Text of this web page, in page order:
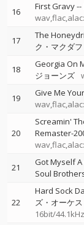
16 First Gravy--
17 The
ク・マクダフ
18 Georgia On
ジョーンズ
19 Give Me
20
Screamin'
Remaster-
21 Got Myself
Soul
22
Hard Sock
ズ・オーケス
16bit/44.1kHz